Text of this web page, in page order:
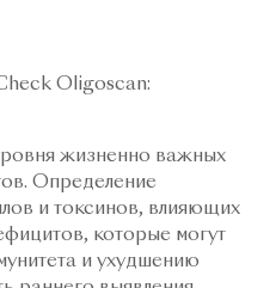
Oligoscan:
жизненно важных
Определение
и токсинов, влияющих
которые могут
и ухудшению